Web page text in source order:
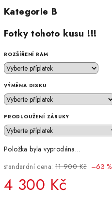
Kategorie B
Fotky tohoto kusu !!!
ROZŠÍŘENÍ RAM
VÝMĚNA DISKU
PRODLOUŽENÍ ZÁRUKY
Položka byla vyprodána…
standardní cena: 11 900 Kč –63 %
4 300 Kč